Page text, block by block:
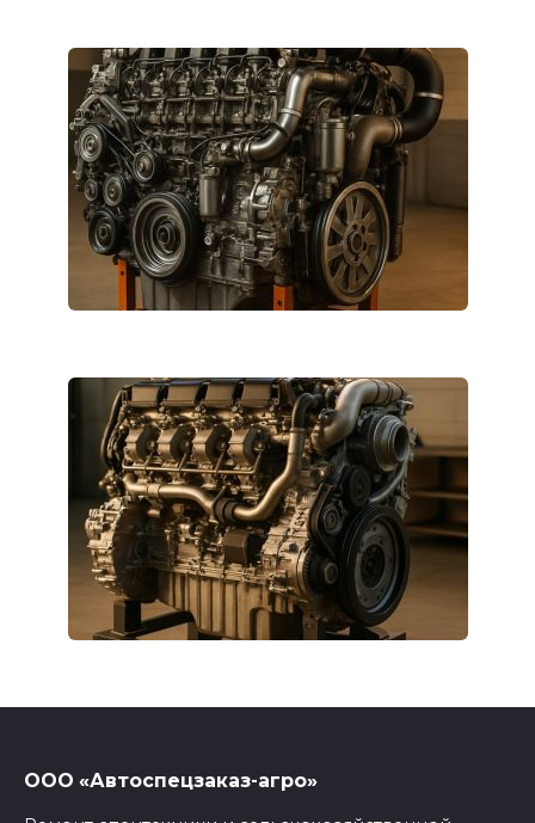
ООО «Автоспецзаказ-агро»